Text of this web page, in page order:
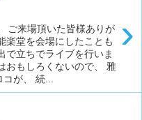
›
ご来場頂いた皆様ありが
楽堂を会場にしたことも
で立ちでライブを行いま
おもしろくないので、 雅
コが、 続...